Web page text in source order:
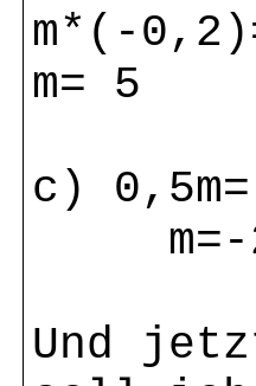
m*(-
m= 5
c)
m=-
Und